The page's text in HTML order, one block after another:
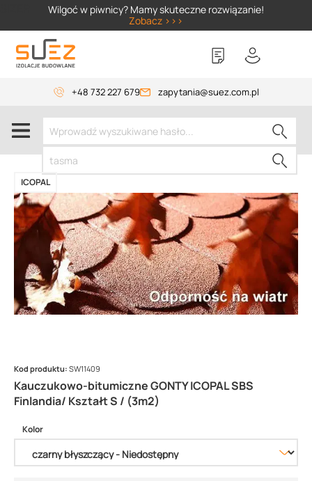
Wilgoć w piwnicy? Mamy skuteczne rozwiązanie!
Zobacz >>>
+48 732 227 679 zapytania@suez.com.pl
Kauczukowo-bitumiczne GONTY ICOPAL SBS
Finlandia/ Kształt S / (3m2)
ICOPAL
Kod produktu: SW11409
Kolor